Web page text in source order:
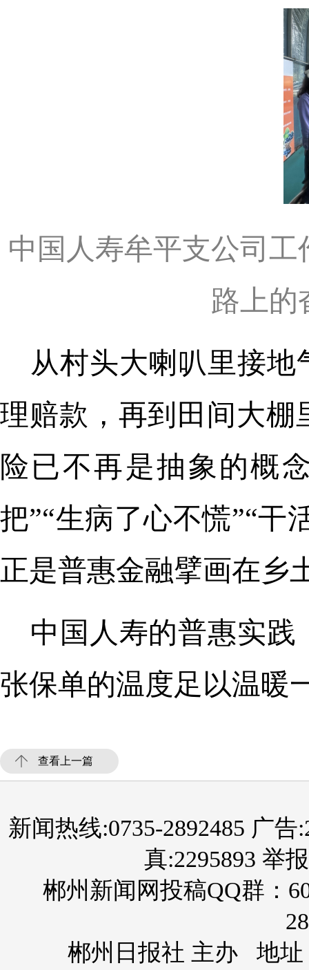
中国人寿牟平支公司
路上的
从村头大喇叭里接
理赔款，再到田间大棚
险已不再是抽象的概
把”“生病了心不慌”“干
正是普惠金融擘画在乡
中国人寿的普惠实
张保单的温度足以温暖
查看上一篇
新闻热线:0735-2892485 广告
真:2295893 举
郴州新闻网投稿QQ群：
郴州日报社 主办 地址